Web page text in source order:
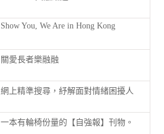
Show You, We Are in Hong Kong
關愛長者樂融融
網上精準搜尋，紓解面對情緒困擾人
一本有輪椅份量的【自強報】刊物。